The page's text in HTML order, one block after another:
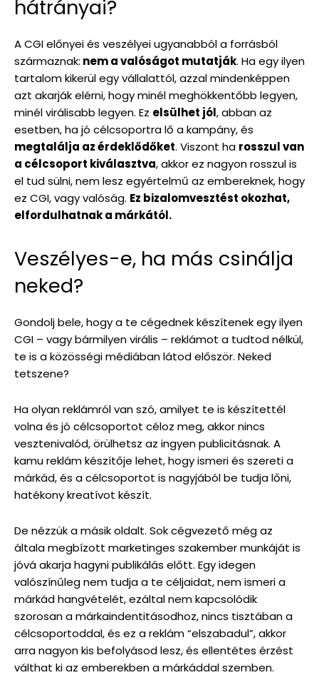
hátrányai?
A CGI előnyei és veszélyei ugyanabból a forrásból
származnak: nem a valóságot mutatják. Ha egy ilyen
tartalom kikerül egy vállalattól, azzal mindenképpen
azt akarják elérni, hogy minél meghökkentőbb legyen,
minél virálisabb legyen. Ez elsülhet jól, abban az
esetben, ha jó célcsoportra lő a kampány, és
megtalálja az érdeklődőket. Viszont ha rosszul van
a célcsoport kiválasztva, akkor ez nagyon rosszul is
el tud sülni, nem lesz egyértelmű az embereknek, hogy
ez CGI, vagy valóság. Ez bizalomvesztést okozhat,
elfordulhatnak a márkától.
Veszélyes-e, ha más csinálja
neked?
Gondolj bele, hogy a te cégednek készítenek egy ilyen
CGI – vagy bármilyen virális – reklámot a tudtod nélkül,
te is a közösségi médiában látod először. Neked
tetszene?
Ha olyan reklámról van szó, amilyet te is készítettél
volna és jó célcsoportot céloz meg, akkor nincs
vesztenivalód, örülhetsz az ingyen publicitásnak. A
kamu reklám készítője lehet, hogy ismeri és szereti a
márkád, és a célcsoportot is nagyjából be tudja lőni,
hatékony kreatívot készít.
De nézzük a másik oldalt. Sok cégvezető még az
általa megbízott marketinges szakember munkáját is
jóvá akarja hagyni publikálás előtt. Egy idegen
valószínűleg nem tudja a te céljaidat, nem ismeri a
márkád hangvételét, ezáltal nem kapcsolódik
szorosan a márkaindentitásodhoz, nincs tisztában a
célcsoportoddal, és ez a reklám “elszabadul”, akkor
arra nagyon kis befolyásod lesz, és ellentétes érzést
válthat ki az emberekben a márkáddal szemben.